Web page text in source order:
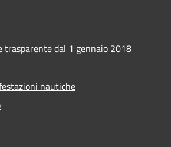
trasparente dal 1 gennaio 2018
nautiche